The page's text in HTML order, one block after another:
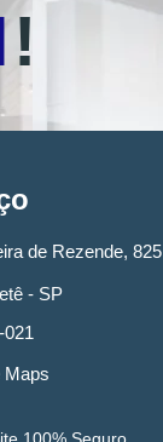
!
de Rezende, 825
- SP
Maps